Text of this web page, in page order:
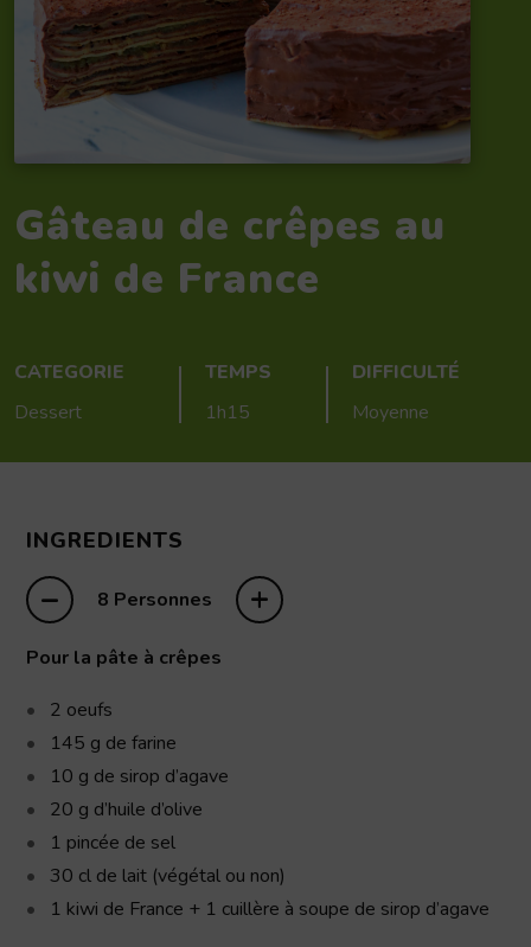
Gâteau de crêpes au
kiwi de France
CATEGORIE
Dessert
TEMPS
1h15
DIFFICULTÉ
Moyenne
INGREDIENTS
– 8 Personnes +
Pour la pâte à crêpes
2 oeufs
145 g de farine
10 g de sirop d’agave
20 g d’huile d’olive
1 pincée de sel
30 cl de lait (végétal ou non)
1 kiwi de France + 1 cuillère à soupe de sirop d’agave